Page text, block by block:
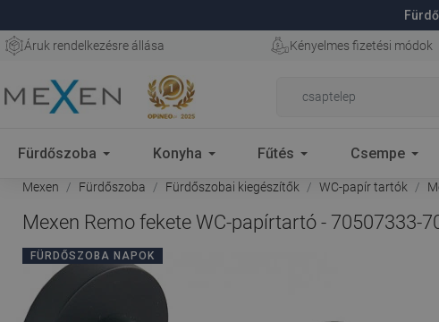
Áruk rendelkezésre állása Kényelmes fizetési módok
Fürdőszoba Konyha Fűtés Csempe
Mexen Fürdőszoba Fürdőszobai kiegészítők WC-papír tartók
Mexen Remo fekete WC-papírtartó - 70507333-
FÜRDŐSZOBA NAPOK